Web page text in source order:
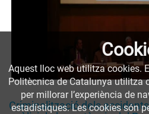
Criminalització dels
Aquest lloc web utilitza cookies.
Politècnica de Catalunya utilitza
per millorar l’experiència de
estadístiques. Les cookies són